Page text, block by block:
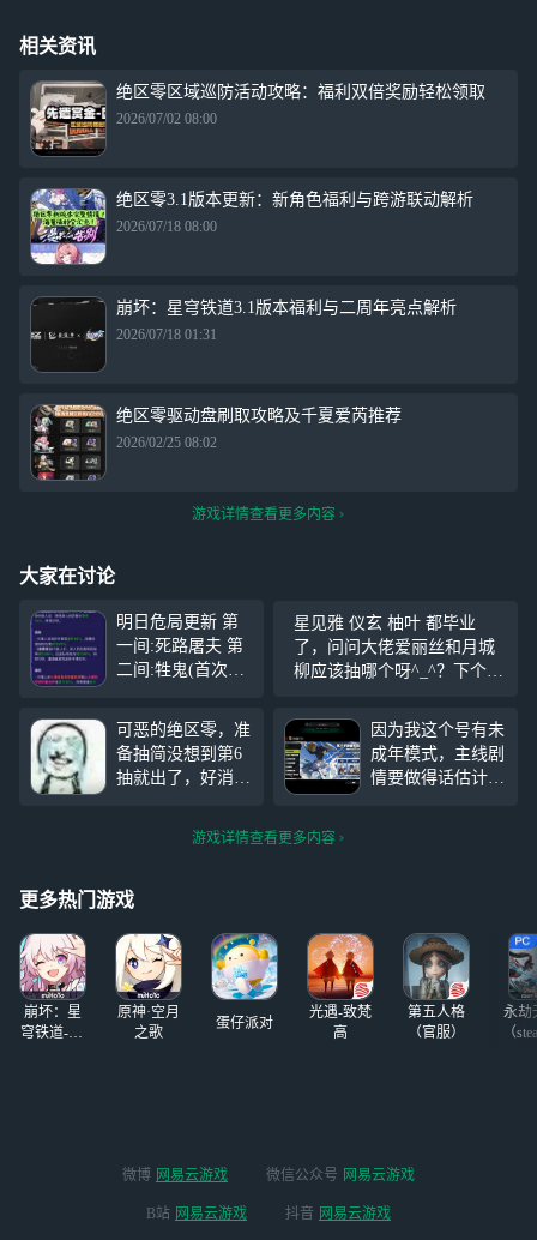
相关资讯
绝区零区域巡防活动攻略：福利双倍奖励轻松领取
2026/07/02 08:00
绝区零3.1版本更新：新角色福利与跨游联动解析
2026/07/18 08:00
崩坏：星穹铁道3.1版本福利与二周年亮点解析
2026/07/18 01:31
绝区零驱动盘刷取攻略及千夏爱芮推荐
2026/02/25 08:02
游戏详情查看更多内容
大家在讨论
明日危局更新 第
一间:死路屠夫 第
二间:牲鬼(首次突
未知侵蚀复构体 p
s:环境buff如下
星见雅 仪玄 柚叶 都毕业
了，问问大佬爱丽丝和月城
柳应该抽哪个呀^_^？下个卡
吗？
可恶的绝区零，准
备抽简没想到第6
抽就出了，好消息
了，还是社长我都
歪了2个击破了，
啊
因为我这个号有未
成年模式，主线剧
情要做得话估计会
议吗
游戏详情查看更多内容
更多热门游戏
崩坏：星
穹铁道-4.4
原神·空月
之歌
蛋仔派对
光遇-致梵
高
第五人格
（官服）
永劫
（
微博 网易云游戏 微信公众号 网易云游戏
B站 网易云游戏 抖音 网易云游戏